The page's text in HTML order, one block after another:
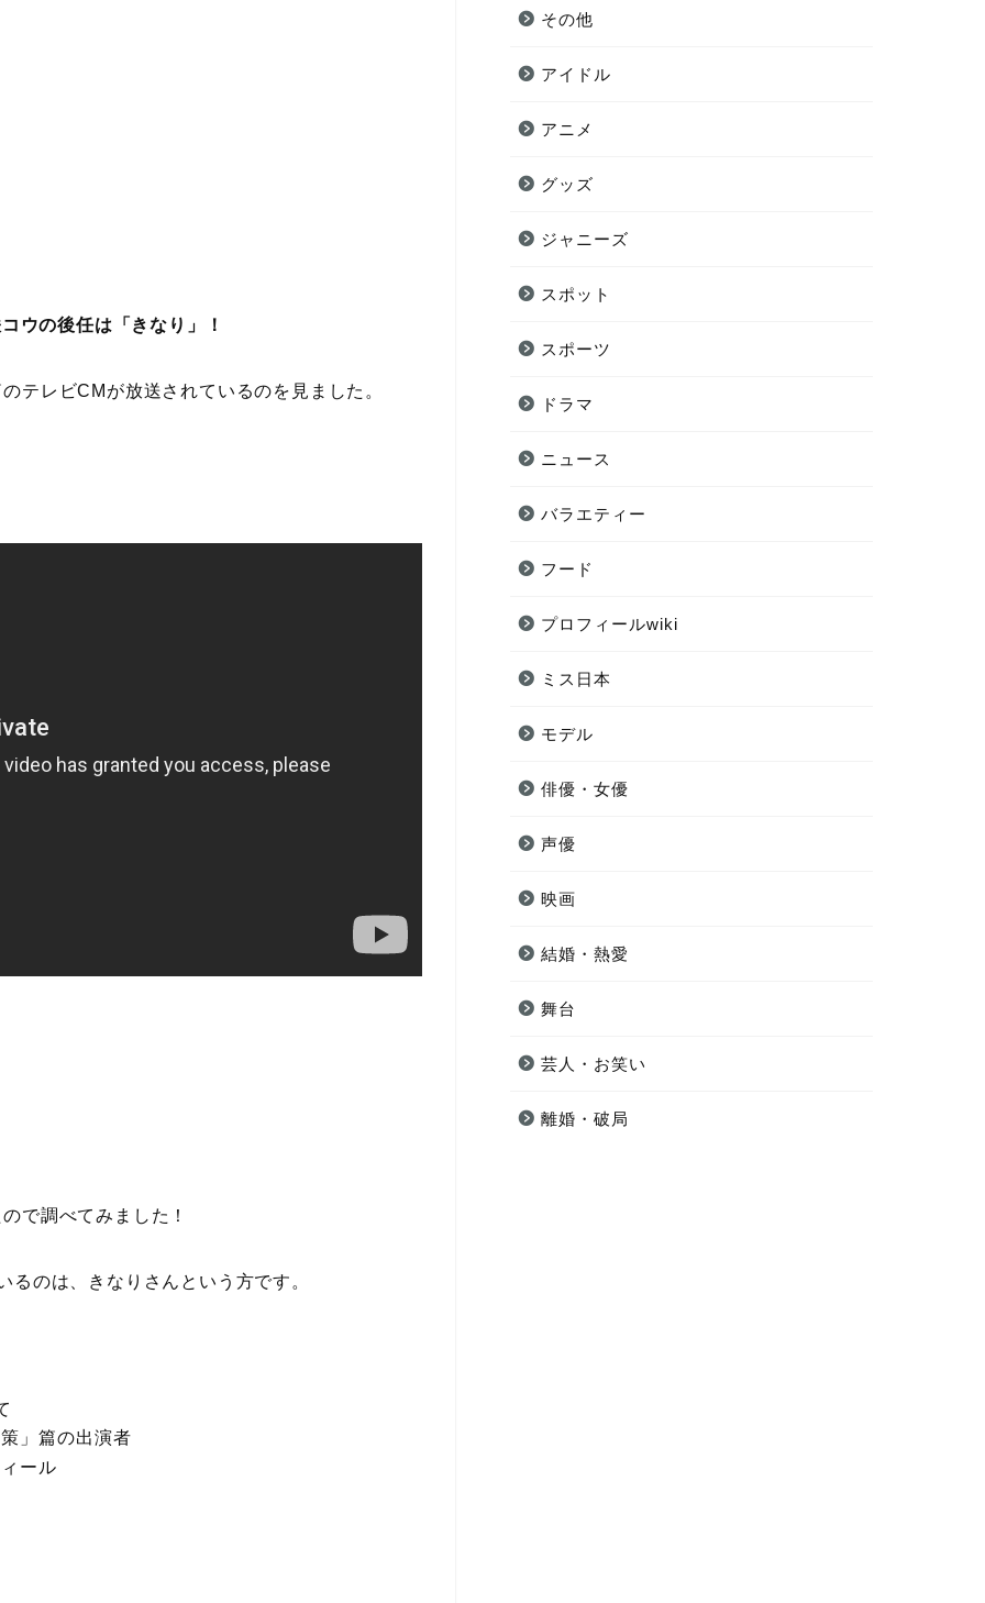
ウの後任は「きなり」！
テレビCMが放送されているのを見ました。
で調べてみました！
のは、きなりさんという方です。
」篇の出演者
ール
その他
アイドル
アニメ
グッズ
ジャニーズ
スポット
スポーツ
ドラマ
ニュース
バラエティー
フード
プロフィールwiki
ミス日本
モデル
俳優・女優
声優
映画
結婚・熱愛
舞台
芸人・お笑い
離婚・破局